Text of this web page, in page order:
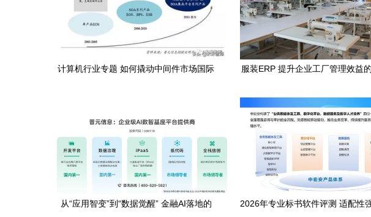
计算机行业专题 如何撬动中间件市场国际
服装ERP 提升企业工厂管理效益
从“应用智变”到“数据觉醒” 金融AI落地的 2026年专业标书软件评测 适配性